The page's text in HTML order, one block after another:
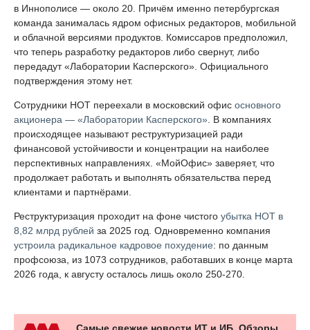
в Иннополисе — около 20. Причём именно петербургская
команда занималась ядром офисных редакторов, мобильной
и облачной версиями продуктов. Комиссаров предположил,
что теперь разработку редакторов либо свернут, либо
передадут «Лаборатории Касперского». Официального
подтверждения этому нет.
Сотрудники НОТ переехали в московский офис основного
акционера — «Лаборатории Касперского» . В компаниях
происходящее называют реструктуризацией ради
финансовой устойчивости и концентрации на наиболее
перспективных направлениях. «МойОфис» заверяет, что
продолжает работать и выполнять обязательства перед
клиентами и партнёрами.
Реструктуризация проходит на фоне чистого убытка НОТ в
8,82 млрд рублей за 2025 год. Одновременно компания
устроила радикальное кадровое похудение: по данным
профсоюза, из 1073 сотрудников, работавших в конце марта
2026 года, к августу осталось лишь около 250-270.